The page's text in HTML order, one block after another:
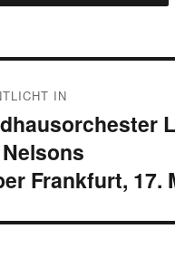
IN
Frankfurt, 17.